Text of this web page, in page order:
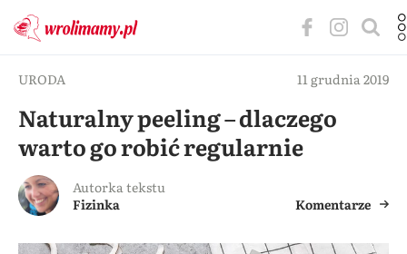
URODA 11 grudnia 2019
Naturalny peeling – dlaczego
warto go robić regularnie
Autorka tekstu
Fizinka
Komentarze